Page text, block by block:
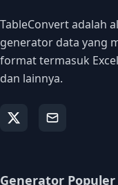
TableConvert adalah
generator data yang
format termasuk
dan lainnya.
Generator Populer